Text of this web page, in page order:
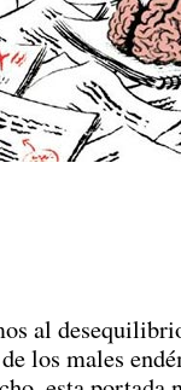
al
los males